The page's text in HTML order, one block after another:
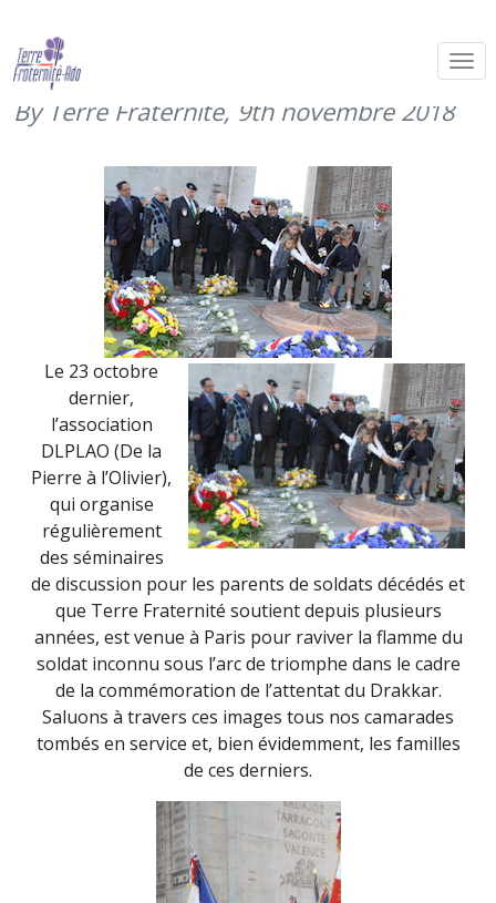
DLPLAO rend hommage à nos
morts (23 octobre 2018)
By Terre Fraternité, 9th novembre 2018
Le 23 octobre
dernier,
l’association
DLPLAO (De la
Pierre à l’Olivier),
qui organise
régulièrement
des séminaires
de discussion pour les parents de soldats décédés et
que Terre Fraternité soutient depuis plusieurs
années, est venue à Paris pour raviver la flamme du
soldat inconnu sous l’arc de triomphe dans le cadre
de la commémoration de l’attentat du Drakkar.
Saluons à travers ces images tous nos camarades
tombés en service et, bien évidemment, les familles
de ces derniers.